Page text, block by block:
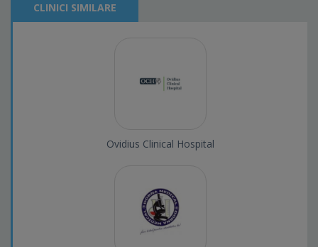
CLINICI SIMILARE
Ovidius Clinical Hospital